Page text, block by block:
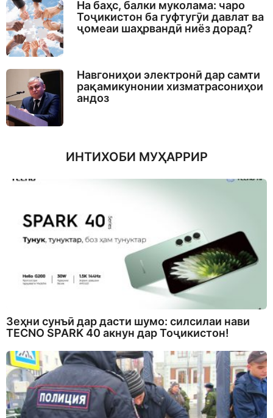
На баҳс, балки муколама: чаро
Тоҷикистон ба гуфтугӯи давлат ва
ҷомеаи шаҳрвандӣ ниёз дорад?
Навгониҳои электронӣ дар самти
рақамикунонии хизматрасониҳои
андоз
ИНТИХОБИ МУҲАРРИР
Зеҳни сунъӣ дар дасти шумо: силсилаи нави
TECNO SPARK 40 акнун дар Тоҷикистон!